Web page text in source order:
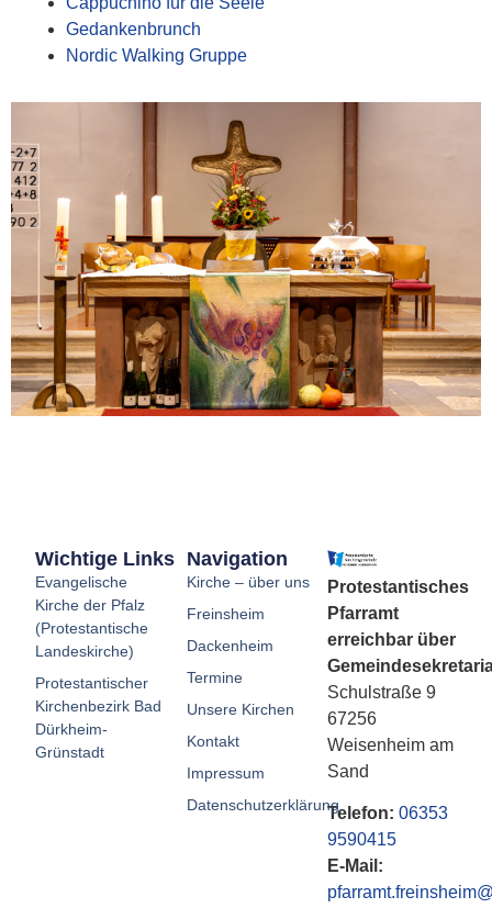
Gedankenbrunch
Nordic Walking Gruppe
Protestantisches
Pfarramt
erreichbar über
Schulstraße 9
67256
Weisenheim am
Sand
Telefon: 06353
9590415
E-Mail:
Navigation
Kirche – über uns
Freinsheim
Dackenheim
Termine
Unsere Kirchen
Kontakt
Impressum
Datenschutzerklärung
Wichtige Links
Evangelische
Kirche der Pfalz
(Protestantische
Landeskirche)
Protestantischer
Kirchenbezirk Bad
Dürkheim-
Grünstadt